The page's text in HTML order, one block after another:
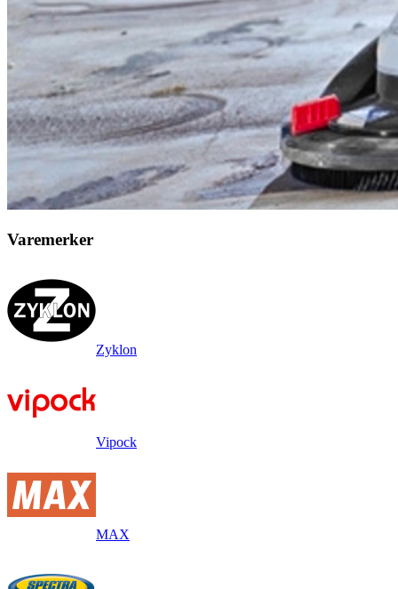
Varemerker
Zyklon
Vipock
MAX